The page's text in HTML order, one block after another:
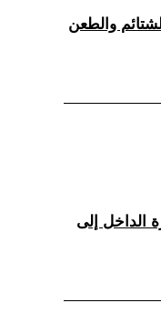
والطعن
الداخل إلى